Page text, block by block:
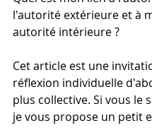
l'autorité extérieure et à
autorité intérieure ?
Cet article est une
réflexion individuelle
plus collective. Si vous le
je vous propose un petit